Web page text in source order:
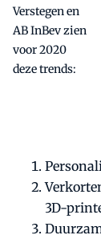
Verstegen en
AB InBev zien
voor 2020
deze trends:
3D-